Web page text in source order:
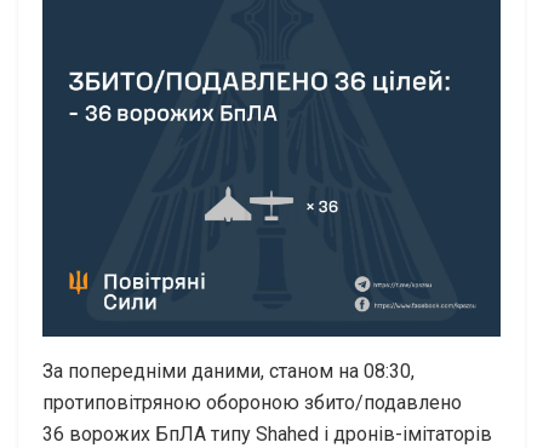
За попередніми даними, станом на 08:30,
протиповітряною обороною збито/подавлено
36 ворожих БпЛА типу Shahed і дронів-імітаторів